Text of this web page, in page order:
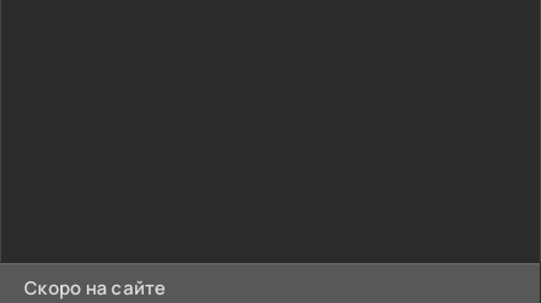
Скоро на сайте